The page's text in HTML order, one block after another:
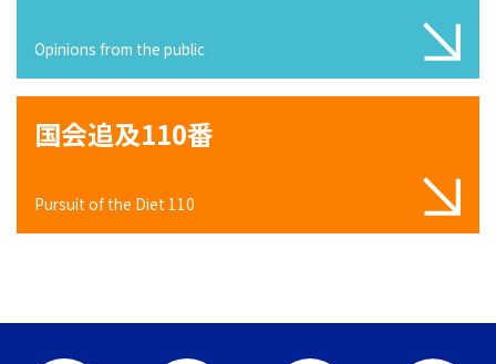
Opinions from the public
国会追及110番
Pursuit of the Diet 110